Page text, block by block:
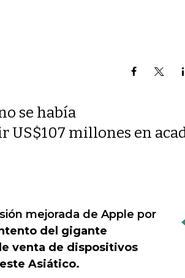
se había
millones en
mejorada de Apple por
del gigante
venta de dispositivos
Asiático.